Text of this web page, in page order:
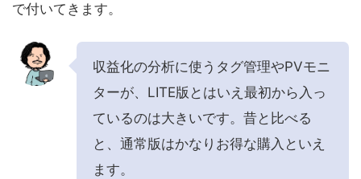
で付いてきます。
収益化の分析に使うタグ管理やPVモニ
ターが、LITE版とはいえ最初から入っ
ているのは大きいです。昔と比べる
と、通常版はかなりお得な購入といえ
ます。